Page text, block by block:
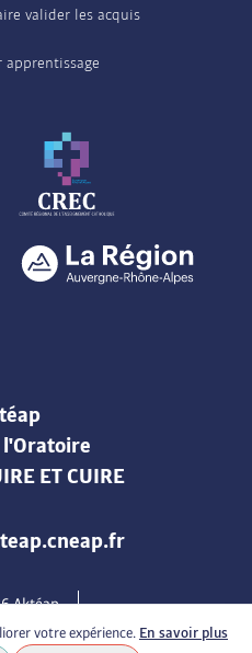
valider les acquis
l'Oratoire
ET CUIRE
Aktéap
confidentialité
Cookies
votre expérience. En savoir plus